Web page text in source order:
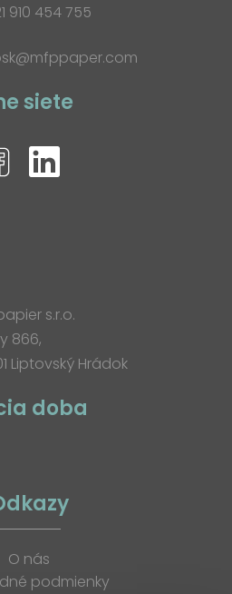
910 454 755
siete
s.r.o.
866,
Liptovský Hrádok
doba
O nás
podmienky